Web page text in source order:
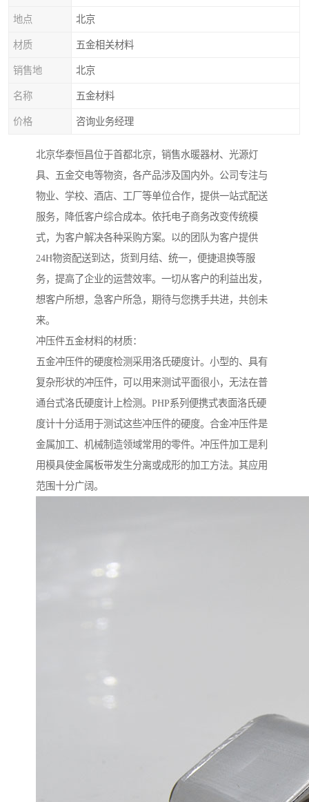
地点 北京
材质 五金相关材料
销售地 北京
名称 五金材料
价格 咨询业务经理
北京华泰恒昌位于首都北京，销售水暖器材、光源灯
具、五金交电等物资，各产品涉及国内外。公司专注与
物业、学校、酒店、工厂等单位合作，提供一站式配送
服务，降低客户综合成本。依托电子商务改变传统模
式，为客户解决各种采购方案。以的团队为客户提供
24H物资配送到达，货到月结、统一，便捷退换等服
务，提高了企业的运营效率。一切从客户的利益出发，
想客户所想，急客户所急，期待与您携手共进，共创未
来。
冲压件五金材料的材质：
五金冲压件的硬度检测采用洛氏硬度计。小型的、具有
复杂形状的冲压件，可以用来测试平面很小，无法在普
通台式洛氏硬度计上检测。PHP系列便携式表面洛氏硬
度计十分适用于测试这些冲压件的硬度。合金冲压件是
金属加工、机械制造领域常用的零件。冲压件加工是利
用模具使金属板带发生分离或成形的加工方法。其应用
范围十分广阔。